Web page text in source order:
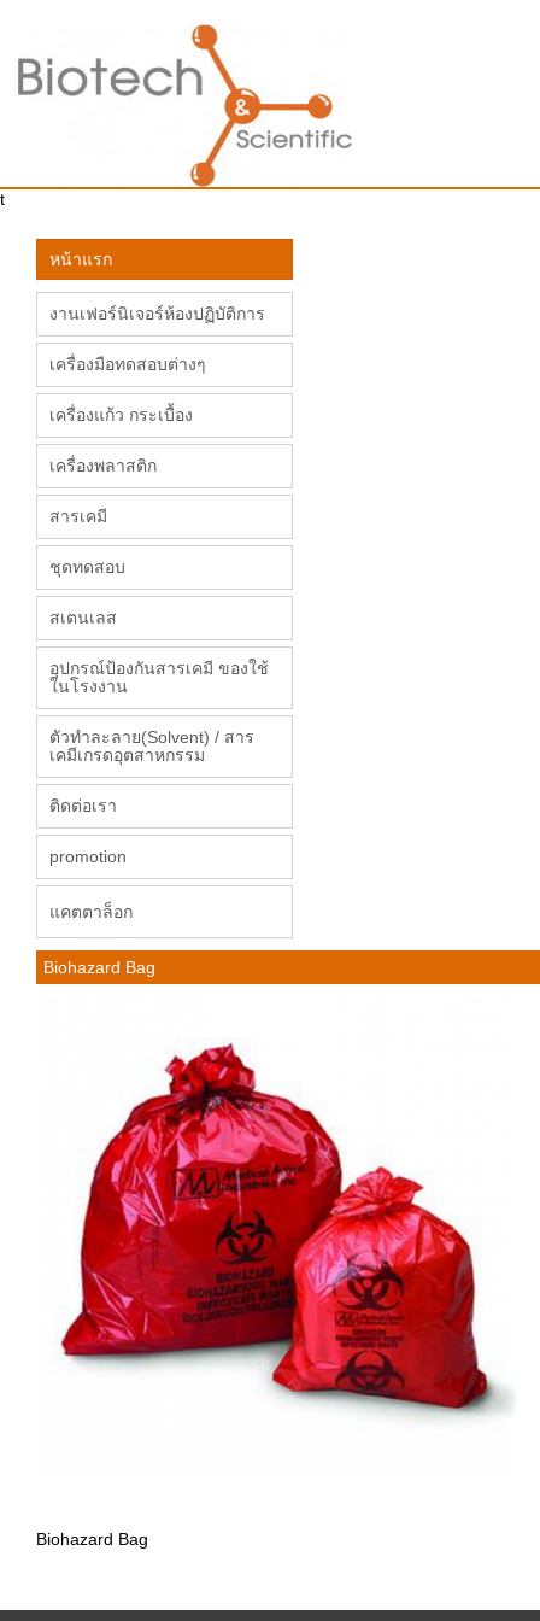
t
หน้าแรก
งานเฟอร์นิเจอร์ห้องปฏิบัติการ
เครื่องมือทดสอบต่างๆ
เครื่องแก้ว กระเบื้อง
เครื่องพลาสติก
สารเคมี
ชุดทดสอบ
สเตนเลส
อุปกรณ์ป้องกันสารเคมี ของใช้
ในโรงงาน
ตัวทำละลาย(Solvent) / สาร
เคมีเกรดอุตสาหกรรม
ติดต่อเรา
promotion
แคตตาล็อก
Biohazard Bag
Biohazard Bag